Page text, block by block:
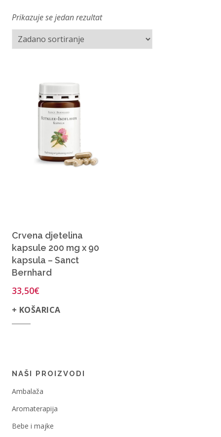
Prikazuje se jedan rezultat
Crvena djetelina
kapsule 200 mg x 90
kapsula – Sanct
Bernhard
33,50€
+ KOŠARICA
NAŠI PROIZVODI
Ambalaža
Aromaterapija
Bebe i majke